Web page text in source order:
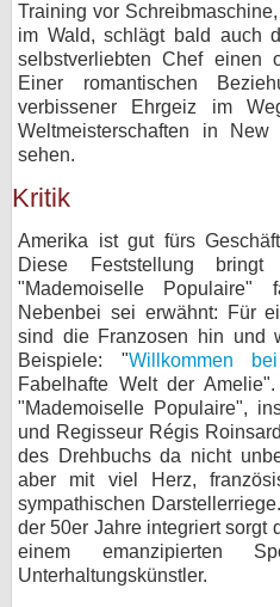
Training vor
im Wald, schlägt bald auch
selbstverliebten Chef einen
Einer romantischen
verbissener Ehrgeiz im
Weltmeisterschaften in
sehen.
Kritik
Amerika ist gut fürs
Diese Feststellung
"Mademoiselle
Nebenbei sei erwähnt: Für
sind die Franzosen hin und
Beispiele: "Willkommen
Fabelhafte Welt der
"Mademoiselle Populaire",
und Regisseur Régis
des Drehbuchs da nicht
aber mit viel Herz,
sympathischen
der 50er Jahre integriert sorgt
einem emanzipierten
Unterhaltungskünstler.